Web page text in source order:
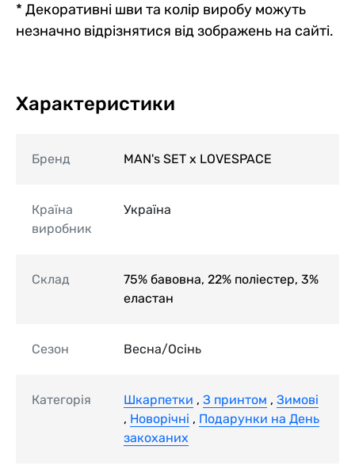
* Декоративні шви та колір виробу можуть
незначно відрізнятися від зображень на сайті.
Характеристики
Бренд MAN's SET x LOVESPACE
Країна
виробник
Україна
Склад
75% бавовна, 22% поліестер, 3%
еластан
Сезон Весна/Осінь
Категорія Шкарпетки , З принтом , Зимові
, Новорічні , Подарунки на День
закоханих